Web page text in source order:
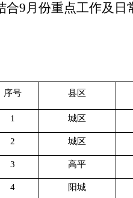
合9月份重点工作及日
序号 县区
1 城区
2 城区
3 高平
4 阳城